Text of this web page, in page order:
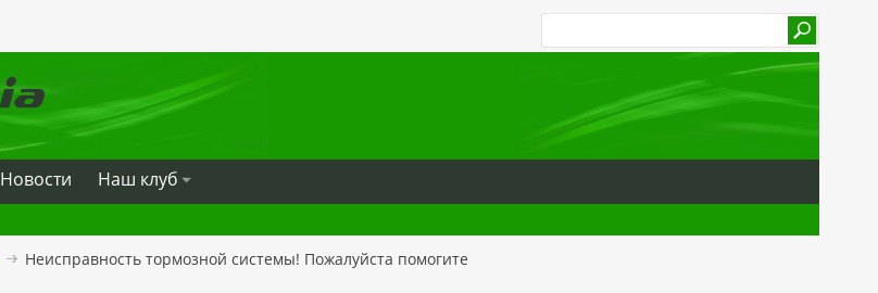
Новости Наш клуб
Неисправность тормозной системы! Пожалуйста помогите